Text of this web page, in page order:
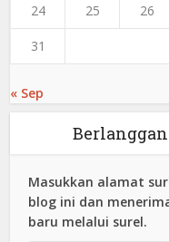
24 25 26
31
« Sep
Masukkan alamat
blog ini dan
baru melalui surel.